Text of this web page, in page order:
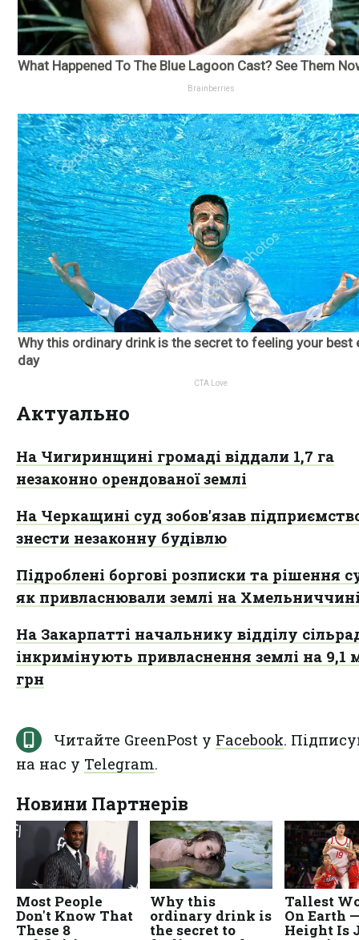
Актуально
На Чигиринщині громаді віддали 1,7 га
незаконно орендованої землі
На Черкащині суд зобов'язав
знести незаконну будівлю
Підроблені боргові розписки та рішення
як привласнювали землі на
На Закарпатті начальнику відділу
інкримінують привласнення землі на 9,1
грн
Читайте GreenPost у Facebook.
на нас у Telegram.